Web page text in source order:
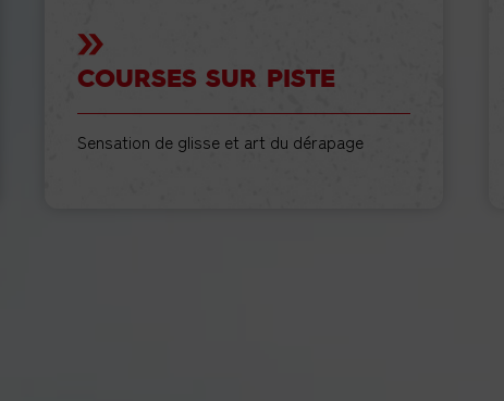
MOTOCROSS
TROUVER UNE ÉCOLE
COURSES SUR PISTE
Sensation de glisse et art du dérapage